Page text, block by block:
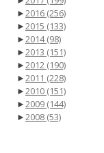
►2016 (256)
►2015 (133)
►2014(98)
►2013 (151)
►2012 (190)
►2011 (228)
►2010 (151)
►2009 (144)
►2008 (53)